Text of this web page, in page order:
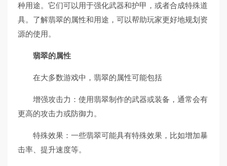
种用途。它们可以用于强化武器和护甲，或者合成特殊道
具。了解翡翠的属性和用途，可以帮助玩家更好地规划资
源的使用。
翡翠的属性
在大多数游戏中，翡翠的属性可能包括
增强攻击力：使用翡翠制作的武器或装备，通常会有
更高的攻击力或防御力。
特殊效果：一些翡翠可能具有特殊效果，比如增加暴
击率、提升速度等。